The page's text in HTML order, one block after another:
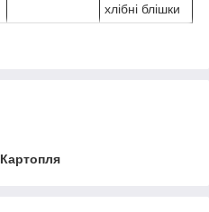
хлібні блішки
Картопля